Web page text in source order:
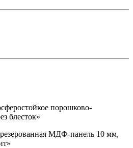
порошково-
блесток»
МДФ-панель 10 мм,